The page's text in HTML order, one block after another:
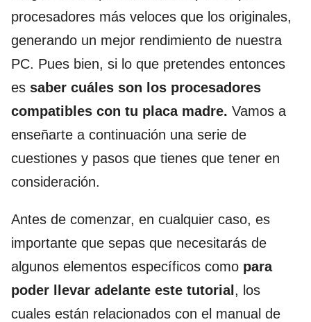
procesadores más veloces que los originales,
generando un mejor rendimiento de nuestra
PC. Pues bien, si lo que pretendes entonces
es saber cuáles son los procesadores
compatibles con tu placa madre. Vamos a
enseñarte a continuación una serie de
cuestiones y pasos que tienes que tener en
consideración.
Antes de comenzar, en cualquier caso, es
importante que sepas que necesitarás de
algunos elementos específicos como para
poder llevar adelante este tutorial , los
cuales están relacionados con el manual de